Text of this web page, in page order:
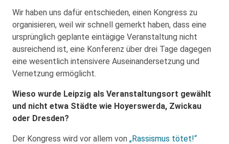
Wir haben uns dafür entschieden, einen Kongress zu
organisieren, weil wir schnell gemerkt haben, dass eine
ursprünglich geplante eintägige Veranstaltung nicht
ausreichend ist, eine Konferenz über drei Tage dagegen
eine wesentlich intensivere Auseinandersetzung und
Vernetzung ermöglicht.
Wieso wurde Leipzig als Veranstaltungsort gewählt
und nicht etwa Städte wie Hoyerswerda, Zwickau
oder Dresden?
Der Kongress wird vor allem von „Rassismus tötet!“